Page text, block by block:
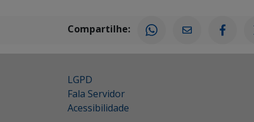
Compartilhe:
LGPD
Fala Servidor
Acessibilidade